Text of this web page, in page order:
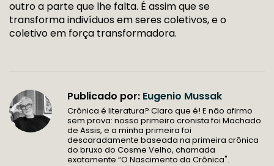
outro a parte que lhe falta. É assim que se
transforma indivíduos em seres coletivos, e o
coletivo em força transformadora.
Publicado por: Eugenio Mussak
Crônica é literatura? Claro que é! E não afirmo
sem prova: nosso primeiro cronista foi Machado
de Assis, e a minha primeira foi
descaradamente baseada na primeira crônica
do bruxo do Cosme Velho, chamada
exatamente “O Nascimento da Crônica".